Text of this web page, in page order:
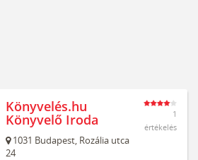
Könyvelés.hu
Könyvelő Iroda
1031 Budapest, Rozália utca
24
1
értékelés